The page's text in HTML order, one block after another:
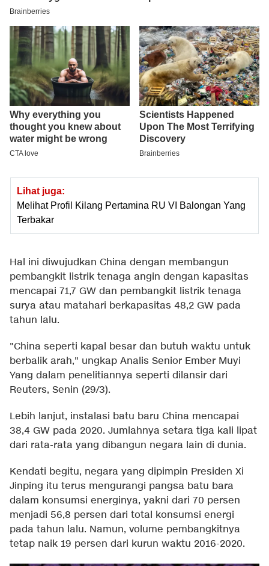
Lihat juga:
Melihat Profil Kilang Pertamina RU VI Balongan Yang
Terbakar
Hal ini diwujudkan China dengan membangun
pembangkit listrik tenaga angin dengan kapasitas
mencapai 71,7 GW dan pembangkit listrik tenaga
surya atau matahari berkapasitas 48,2 GW pada
tahun lalu.
"China seperti kapal besar dan butuh waktu untuk
berbalik arah," ungkap Analis Senior Ember Muyi
Yang dalam penelitiannya seperti dilansir dari
Reuters, Senin (29/3).
Lebih lanjut, instalasi batu baru China mencapai
38,4 GW pada 2020. Jumlahnya setara tiga kali lipat
dari rata-rata yang dibangun negara lain di dunia.
Kendati begitu, negara yang dipimpin Presiden Xi
Jinping itu terus mengurangi pangsa batu bara
dalam konsumsi energinya, yakni dari 70 persen
menjadi 56,8 persen dari total konsumsi energi
pada tahun lalu. Namun, volume pembangkitnya
tetap naik 19 persen dari kurun waktu 2016-2020.